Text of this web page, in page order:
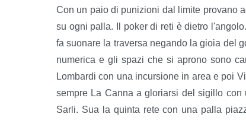
Con un paio di punizioni dal limite provano
su ogni palla. Il poker di reti è dietro
fa suonare la traversa negando la gioia del
numerica e gli spazi che si aprono sono
Lombardi con una incursione in area e poi
sempre La Canna a gloriarsi del sigillo con
Sarli. Sua la quinta rete con una palla